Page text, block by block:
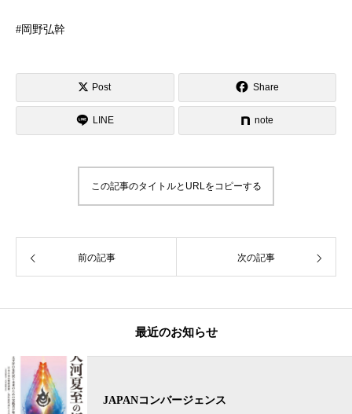
#岡野弘幹
Post Share
LINE note
この記事のタイトルとURLをコピーする
前の記事 次の記事
最近のお知らせ
JAPANコンバージェンス